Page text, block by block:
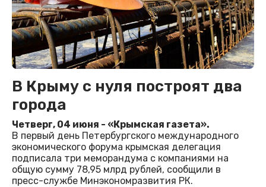
В Крыму с нуля построят два
города
Четверг, 04 июня - «Крымская газета».
В первый день Петербургского международного
экономического форума крымская делегация
подписала три меморандума с компаниями на
общую сумму 78,95 млрд рублей, сообщили в
пресс-службе Минэкономразвития РК.